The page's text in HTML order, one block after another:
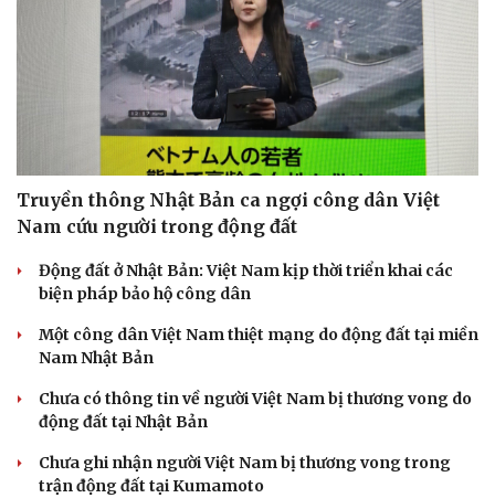
Truyền thông Nhật Bản ca ngợi công dân Việt
Nam cứu người trong động đất
Động đất ở Nhật Bản: Việt Nam kịp thời triển khai các
biện pháp bảo hộ công dân
Một công dân Việt Nam thiệt mạng do động đất tại miền
Nam Nhật Bản
Chưa có thông tin về người Việt Nam bị thương vong do
động đất tại Nhật Bản
Chưa ghi nhận người Việt Nam bị thương vong trong
trận động đất tại Kumamoto